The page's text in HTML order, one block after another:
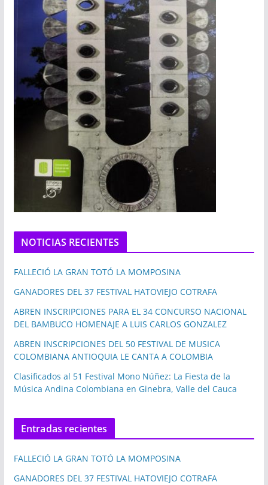
NOTICIAS RECIENTES
FALLECIÓ LA GRAN TOTÓ LA MOMPOSINA
GANADORES DEL 37 FESTIVAL HATOVIEJO COTRAFA
ABREN INSCRIPCIONES PARA EL 34 CONCURSO NACIONAL
DEL BAMBUCO HOMENAJE A LUIS CARLOS GONZALEZ
ABREN INSCRIPCIONES DEL 50 FESTIVAL DE MUSICA
COLOMBIANA ANTIOQUIA LE CANTA A COLOMBIA
Clasificados al 51 Festival Mono Núñez: La Fiesta de la
Música Andina Colombiana en Ginebra, Valle del Cauca
Entradas recientes
FALLECIÓ LA GRAN TOTÓ LA MOMPOSINA
GANADORES DEL 37 FESTIVAL HATOVIEJO COTRAFA